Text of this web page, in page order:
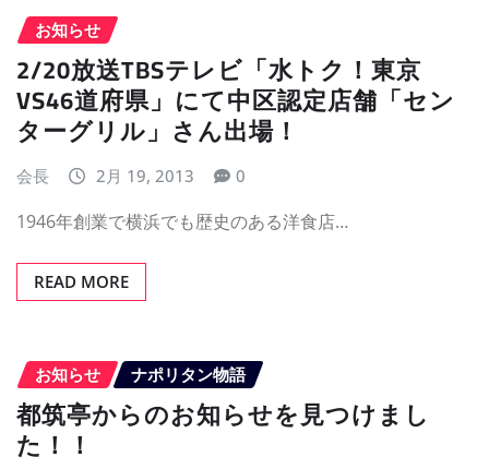
お知らせ
2/20放送TBSテレビ「水トク！東京
VS46道府県」にて中区認定店舗「セン
ターグリル」さん出場！
会長 2月 19, 2013 0
1946年創業で横浜でも歴史のある洋食店…
READ MORE
お知らせ ナポリタン物語
都筑亭からのお知らせを見つけまし
た！！